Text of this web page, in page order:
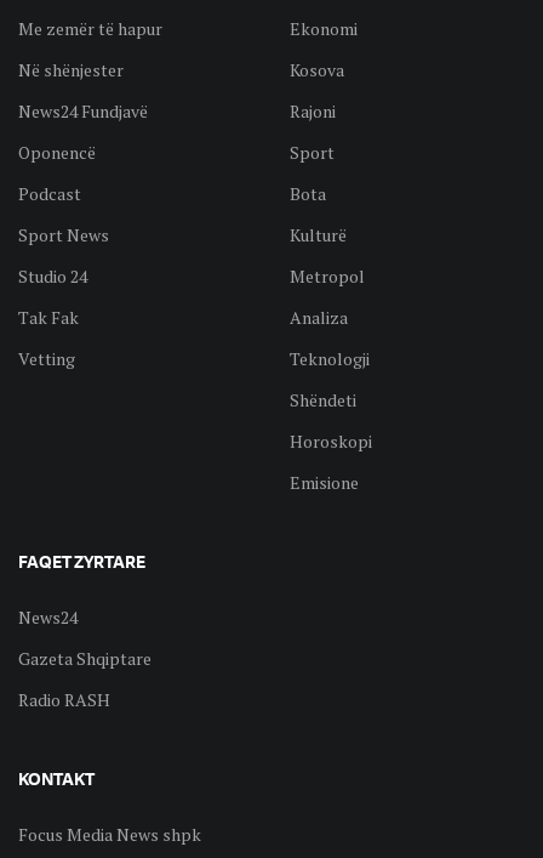
Me zemër të hapur
Në shënjester
News24 Fundjavë
Oponencë
Podcast
Sport News
Studio 24
Tak Fak
Vetting
Ekonomi
Kosova
Rajoni
Sport
Bota
Kulturë
Metropol
Analiza
Teknologji
Shëndeti
Horoskopi
Emisione
FAQET ZYRTARE
News24
Gazeta Shqiptare
Radio RASH
KONTAKT
Focus Media News shpk